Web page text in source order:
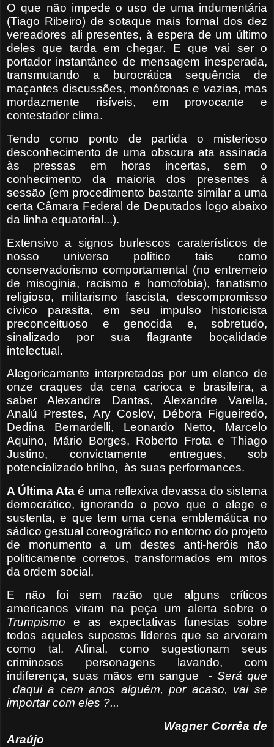
O que não impede o uso de uma indumentária
(Tiago Ribeiro) de sotaque mais formal dos dez
vereadores ali presentes, à espera de um último
deles que tarda em chegar. E que vai ser o
portador instantâneo de mensagem inesperada,
transmutando a burocrática sequência de
maçantes discussões, monótonas e vazias, mas
mordazmente risíveis, em provocante e
contestador clima.
Tendo como ponto de partida o misterioso
desconhecimento de uma obscura ata assinada
às pressas em horas incertas, sem o
conhecimento da maioria dos presentes à
sessão (em procedimento bastante similar a uma
certa Câmara Federal de Deputados logo abaixo
da linha equatorial...).
Extensivo a signos burlescos caraterísticos de
nosso universo político tais como
conservadorismo comportamental (no entremeio
de misoginia, racismo e homofobia), fanatismo
religioso, militarismo fascista, descompromisso
cívico parasita, em seu impulso
historicista
preconceituoso e genocida e, sobretudo,
sinalizado por sua flagrante boçalidade
intelectual.
Alegoricamente interpretados por um elenco de
onze craques da cena carioca e brasileira, a
saber Alexandre Dantas, Alexandre Varella,
Analú Prestes, Ary Coslov, Débora Figueiredo,
Dedina Bernardelli, Leonardo Netto, Marcelo
Aquino, Mário Borges, Roberto Frota e Thiago
Justino, convictamente entregues, sob
potencializado brilho, às suas performances.
A Última Ata é uma reflexiva devassa do sistema
democrático, ignorando o povo que o elege e
sustenta, e que tem uma cena emblemática no
sádico gestual coreográfico no entorno do projeto
de monumento a um destes anti-heróis não
politicamente corretos, transformados em mitos
da ordem social.
E não foi sem razão que alguns críticos
americanos viram na peça um alerta sobre o
Trumpismoe as expectativas funestas sobre
todos aqueles supostos líderes que se arvoram
como tal. Afinal, como sugestionam seus
criminosos personagens lavando, com
indiferença, suas mãos em sangue
- Será que
daqui a cem anos alguém, por acaso, vai se
importar com eles ?...
Wagner Corrêa de
Araújo